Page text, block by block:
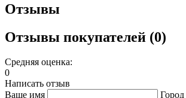
Отзывы
Отзывы покупателей (0)
Средняя оценка:
0
Написать отзыв
Ваше имя
Город